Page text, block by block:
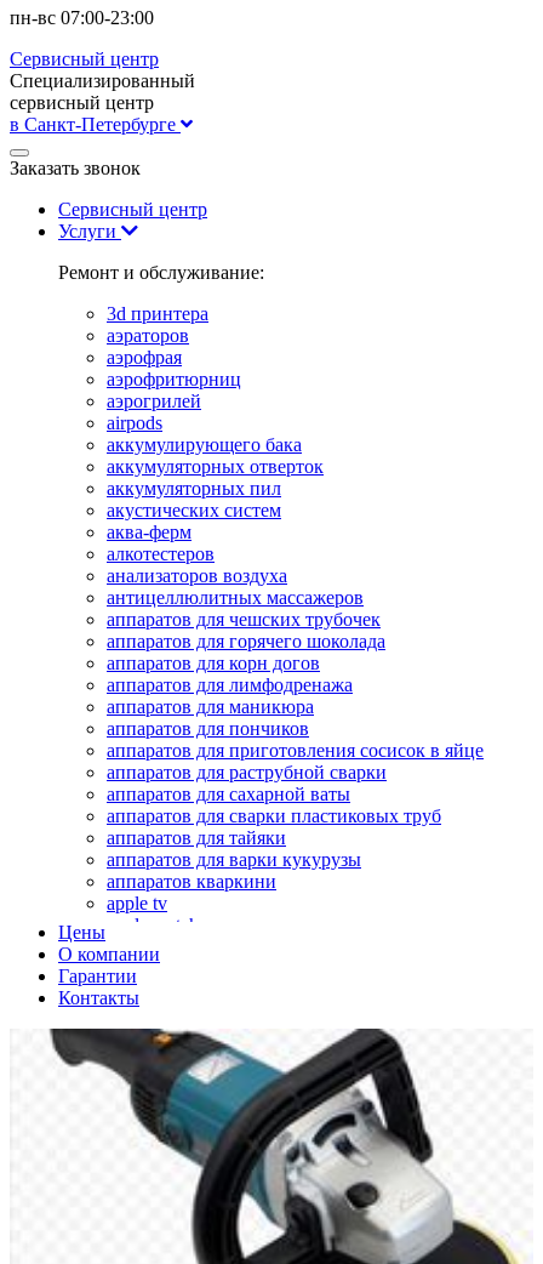
пн-вс 07:00-23:00
Сервисный центр
Специализированный
сервисный центр
в Санкт-Петербурге
Заказать звонок
Сервисный центр
Услуги
Ремонт и обслуживание:
3d принтера
аэраторов
аэрофрая
аэрофритюрниц
аэрогрилей
airpods
аккумулирующего бака
аккумуляторных отверток
аккумуляторных пил
акустических систем
аква-ферм
алкотестеров
анализаторов воздуха
антицеллюлитных массажеров
аппаратов для чешских трубочек
аппаратов для горячего шоколада
аппаратов для корн догов
аппаратов для лимфодренажа
аппаратов для маникюра
аппаратов для пончиков
аппаратов для приготовления сосисок в яйце
аппаратов для раструбной сварки
аппаратов для сахарной ваты
аппаратов для сварки пластиковых труб
аппаратов для тайяки
аппаратов для варки кукурузы
аппаратов кваркини
apple tv
apple watch
аромадиффузоров
аромастанций
ароматизаторов воздуха
аудиоплееров
аудиопроцессоров
аудиосистем
аудиоусилителей
авто акустики, автомобильной акустики
авто мониторов
автохолодильников
автокондиционера
автоматики для генераторов
автоматики управления
автоматики вентустановок
автомобильных телевизоров
Цены
О компании
Гарантии
Контакты